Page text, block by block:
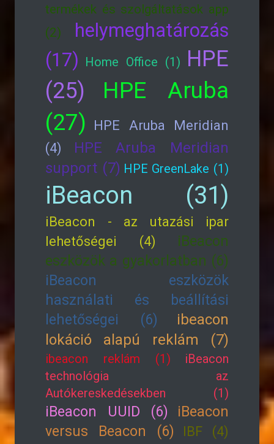
termékek és szolgáltatások app
(2)
helymeghatározás
(17) Home Office (1) HPE
(25)
HPE Aruba
(27)
HPE Aruba Meridian
(4)
HPE Aruba Meridian
support (7) HPE GreenLake (1)
iBeacon (31)
iBeacon - az utazási ipar
lehetőségei (4)
iBeacon
eszközök a gyakorlatban (6)
iBeacon eszközök
használati és beállítási
lehetőségei (6)
ibeacon
lokáció alapú reklám (7)
ibeacon reklám (1)
iBeacon
technológia az
Autókereskedésekben (1)
iBeacon UUID (6)
iBeacon
versus Beacon (6)
IBF (4)